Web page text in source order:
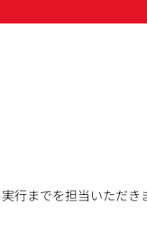
行までを担当いただき